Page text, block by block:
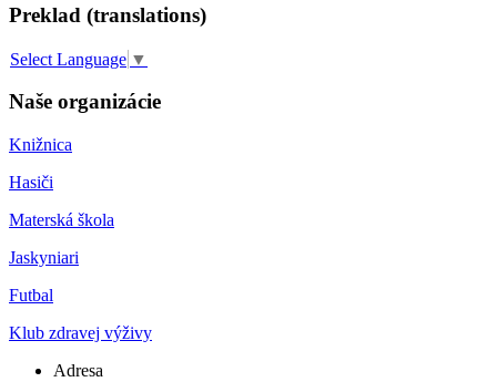
Preklad (translations)
Select Language ▼
Naše organizácie
Knižnica
Hasiči
Materská škola
Jaskyniari
Futbal
Klub zdravej výživy
Adresa